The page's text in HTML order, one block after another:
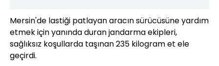
Mersin'de lastiği patlayan aracın sürücüsüne yardım
etmek için yanında duran jandarma ekipleri,
sağlıksız koşullarda taşınan 235 kilogram et ele
geçirdi.